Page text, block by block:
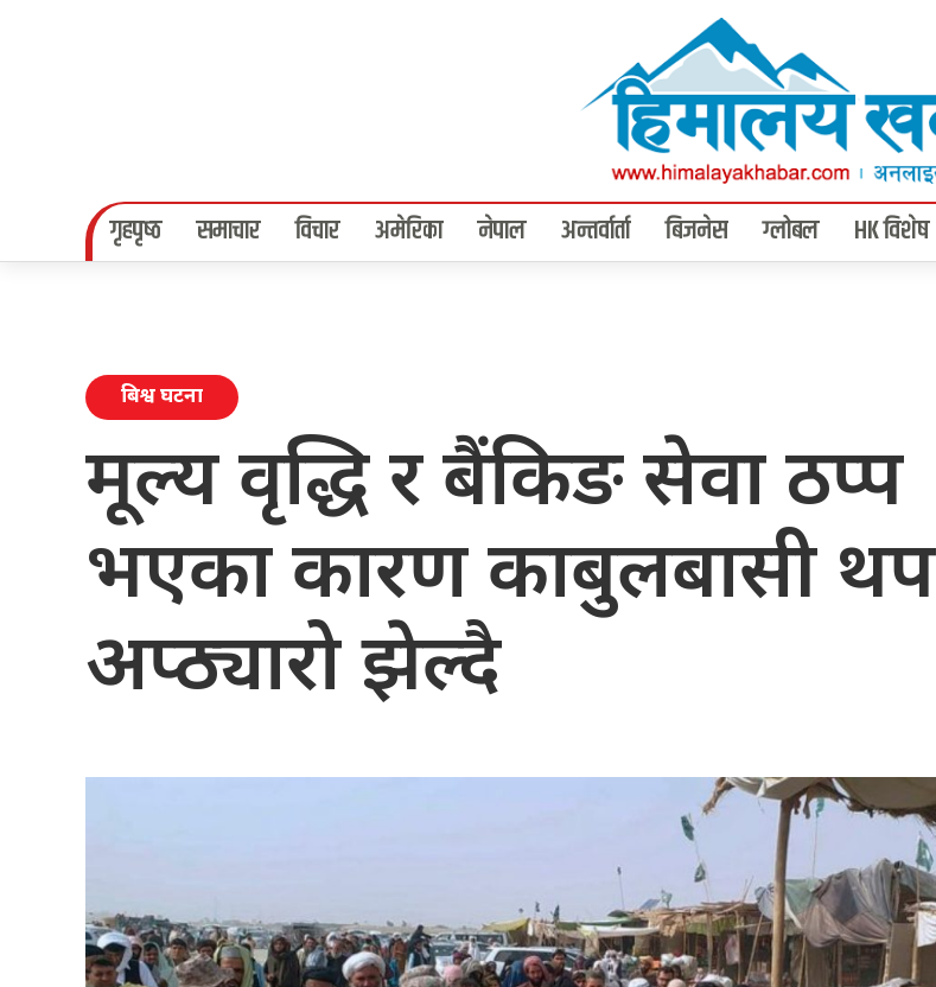
गृहपृष्‍ठ समाचार विचार अमेरिका नेपाल अन्तर्वार्ता बिजनेस ग्लोबल HK विशेष
बिश्व घटना
मूल्य वृद्धि र बैंकिङ सेवा ठप्प
भएका कारण काबुलबासी थप
अप्ठ्यारो झेल्दै